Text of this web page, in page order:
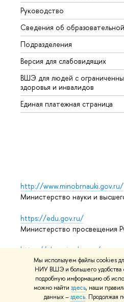
Мы используем файлы cookies
НИУ ВШЭ и большего удобства
подробную информацию об
можно найти здесь, наши
данных –здесь. Продолжая
Руководство
Сведения об
Подразделения
Версия для слабовидящих
ВШЭ для людей с
здоровья и инвалидов
Единая платежная страница
http://www.minobrnauki.gov.ru/
Министерство науки и
https://edu.gov.ru/
Министерство просвещения
https://elearning.hse.ru/mooc
Массовые открытые онлайн-
© НИУ ВШЭ 1993–2026 Адреса и